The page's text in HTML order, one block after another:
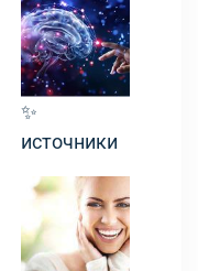
✨
источники